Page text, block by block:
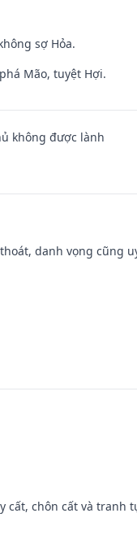
sợ Hỏa.
Mão, tuyệt Hợi.
không được lành
danh vọng cũng
chôn cất và tranh